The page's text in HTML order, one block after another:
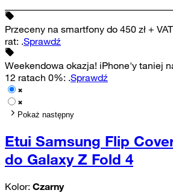
Przeceny na smartfony do 450 zł +
rat: .Sprawdź
Weekendowa okazja! iPhone'y taniej
12 ratach 0%: .Sprawdź
Pokaż następny
Etui Samsung Flip
do Galaxy Z Fold 4
Kolor: Czarny